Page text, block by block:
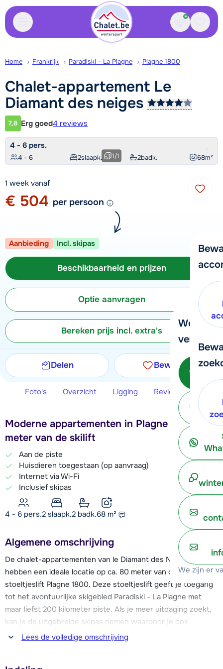
Contact
We
verder!
We zijn er
Home Frankrijk Paradiski - La Plagne Plagne 1800
Chalet-appartement Le
Diamant des neiges
Klantwaardering
7,8 Erg goed4 reviews
4 - 6 pers.
4 - 6 2slaapk. 2badk. 68m²
1/1
1 week vanaf
€ 504 per persoon
Aanbieding Incl. skipas
Beschikbaarheid en prijzen
Optie aanvragen
Bereken prijs incl. extra's
Delen Bewaren
Foto's Overzicht Ligging Reviews
Moderne appartementen in Plagne 1800, 80
meter van de skilift
Aan de piste
Huisdieren toegestaan (op aanvraag)
Internet via Wi-Fi
Inclusief skipas
4 - 6 pers.2 slaapk.2 badk.68 m²
Algemene omschrijving
De chalet-appartementen van le Diamant des Neiges
hebben een ideale locatie op ca. 80 meter van de
stoeltjeslift Plagne 1800. Deze stoeltjeslift geeft je toegang
tot het avontuurlijke skigebied Paradiski - La Plagne met
maar liefst 200 kilometer piste. Als je meer uitdaging zoekt,
kan je de uitgebreide skipas nemen waardoor je ook
toegang krijgt door het skigebied van Les Arcs. De
Lees de volledige omschrijving